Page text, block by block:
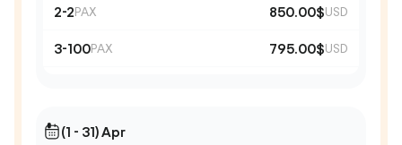
2-2PAX 850.00$USD
3-100PAX 795.00$USD
(1 - 31) Apr